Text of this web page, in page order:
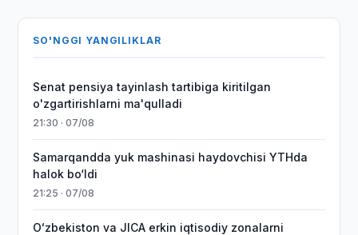
SO'NGGI YANGILIKLAR
Senat pensiya tayinlash tartibiga kiritilgan
o'zgartirishlarni ma'qulladi
21:30 · 07/08
Samarqandda yuk mashinasi haydovchisi YTHda
halok bo‘ldi
21:25 · 07/08
Oʻzbekiston va JICA erkin iqtisodiy zonalarni